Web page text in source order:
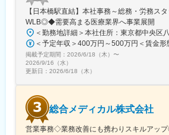
・会議や打ち合わせで必要な時は大阪・
います）が発生します。
※国内出張の頻度は1~3回/年です。(一部
ます。）
■組織構成：
CMC担当11名（2名男性、9名女性）
ャリアを築ける環境です。
こちらの組織には、内資外資の製薬企業
研究所での経験、CMC薬事の経験者が
【日本橋駅直結】本社事務～総務・労務ス
WLB◎◆需要高まる医療業界へ事業展開
掲載予定期間： 2026/6/18（木） 〜
2026/9/16（水）
更新日： 2026/6/18（木）
総合メディカル株式会社
営業事務◇業務改善にも携わりスキルアッ